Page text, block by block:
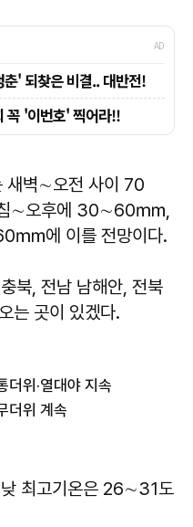
새벽∼오전 사이 70
침∼오후에 30∼60㎜,
㎜에 이를 전망이다.
북, 전남 남해안, 전북
는 곳이 있겠다.
더위·열대야 지속
더위 계속
최고기온은 26∼31도